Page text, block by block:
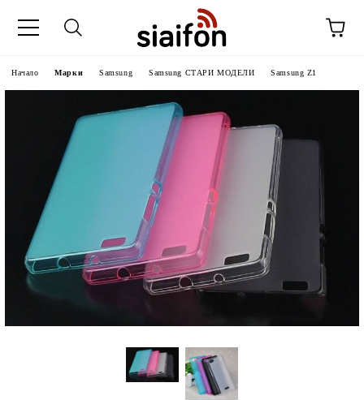
Начало Марки Samsung Samsung СТАРИ МОДЕЛИ Samsung Z1